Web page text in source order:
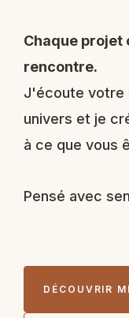
Chaque projet
rencontre.
J'écoute votre
univers et je
à ce que vous
Pensé avec
DÉCOUVRIR